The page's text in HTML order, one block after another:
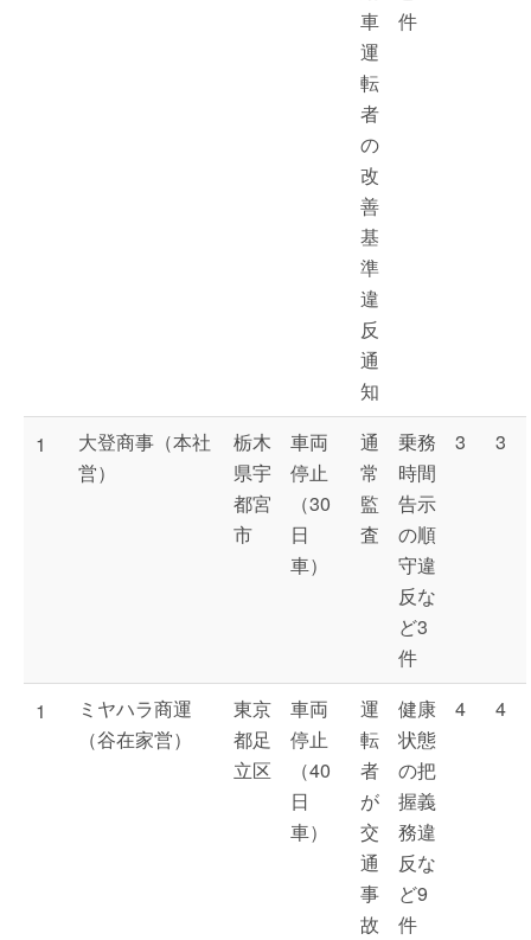
車
運
転
者
の
改
善
基
準
違
反
通
知
件
1
大登商事（本社
営）
栃木
県宇
都宮
市
車両
停止
（30
日
車）
通
常
監
査
乗務
時間
告示
の順
守違
反な
ど3
件
3 3
1
ミヤハラ商運
（谷在家営）
東京
都足
立区
車両
停止
（40
日
車）
運
転
者
が
交
通
事
故
健康
状態
の把
握義
務違
反な
ど9
件
4 4